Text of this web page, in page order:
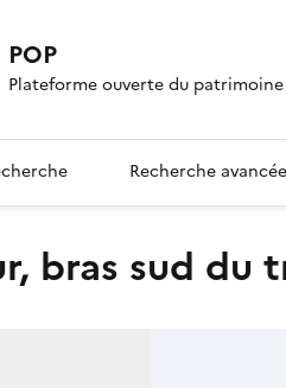
POP
Plateforme ouverte du patrimoine
Recherche avancée
bras sud du